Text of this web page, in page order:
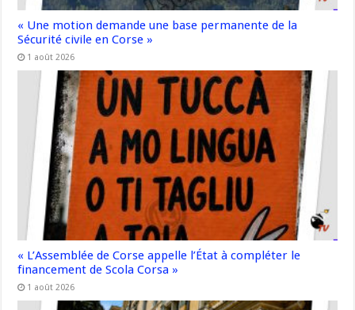
« Une motion demande une base permanente de la
Sécurité civile en Corse »
1 août 2026
« L’Assemblée de Corse appelle l’État à compléter le
financement de Scola Corsa »
1 août 2026